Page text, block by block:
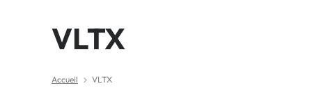
VLTX
Accueil VLTX